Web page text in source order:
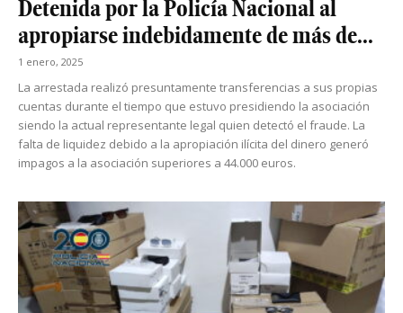
Detenida por la Policía Nacional al
apropiarse indebidamente de más de...
1 enero, 2025
La arrestada realizó presuntamente transferencias a sus propias
cuentas durante el tiempo que estuvo presidiendo la asociación
siendo la actual representante legal quien detectó el fraude. La
falta de liquidez debido a la apropiación ilícita del dinero generó
impagos a la asociación superiores a 44.000 euros.